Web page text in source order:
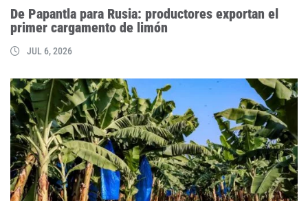
De Papantla para Rusia: productores exportan el
primer cargamento de limón
JUL 6, 2026